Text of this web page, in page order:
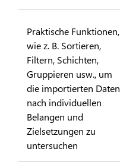
Praktische Funktionen,
wie z. B. Sortieren,
Filtern, Schichten,
Gruppieren usw., um
die importierten Daten
nach individuellen
Belangen und
Zielsetzungen zu
untersuchen